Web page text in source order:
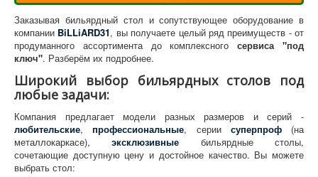
Заказывая бильярдный стол и сопутствующее оборудование в
компании BiLLiARD31, вы получаете целый ряд преимуществ - от
продуманного ассортимента до комплексногосервиса "под
ключ". Разберём их подробнее.
Широкий выбор бильярдных столов под
любые задачи:
Компания предлагает модели разных размеров и серий -
любительские,профессиональные, серии суперпроф(на
металлокаркасе),эксклюзивные бильярдные столы,
сочетающие доступную цену и достойное качество. Вы можете
выбрать стол: